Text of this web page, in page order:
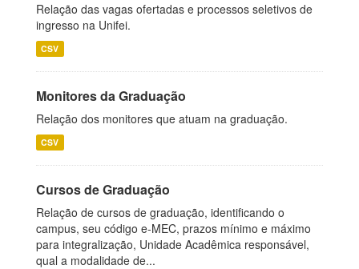
Relação das vagas ofertadas e processos seletivos de
ingresso na Unifei.
CSV
Monitores da Graduação
Relação dos monitores que atuam na graduação.
CSV
Cursos de Graduação
Relação de cursos de graduação, identificando o
campus, seu código e-MEC, prazos mínimo e máximo
para integralização, Unidade Acadêmica responsável,
qual a modalidade de...